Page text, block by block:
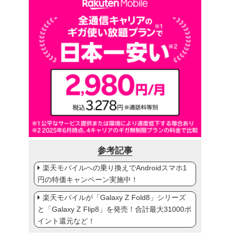
参考記事
楽天モバイルへの乗り換えでAndroidスマホ1
円の特価キャンペーン実施中！
楽天モバイルが「Galaxy Z Fold8」シリーズ
と「Galaxy Z Flip8」を発売！合計最大31000ポ
イント還元など！